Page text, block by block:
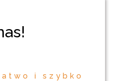
i szybko